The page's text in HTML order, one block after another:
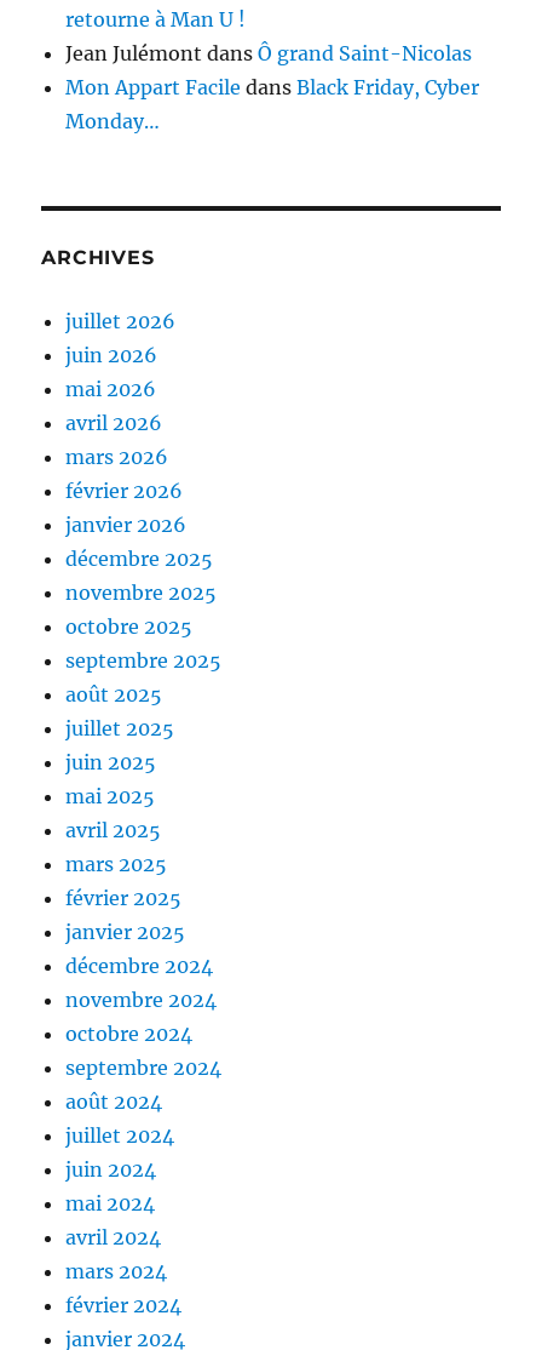
retourne à Man U !
Jean Julémont dansÔ grand Saint-Nicolas
Mon Appart Facile dansBlack Friday, Cyber
Monday…
ARCHIVES
juillet 2026
juin 2026
mai 2026
avril 2026
mars 2026
février 2026
janvier 2026
décembre 2025
novembre 2025
octobre 2025
septembre 2025
août 2025
juillet 2025
juin 2025
mai 2025
avril 2025
mars 2025
février 2025
janvier 2025
décembre 2024
novembre 2024
octobre 2024
septembre 2024
août 2024
juillet 2024
juin 2024
mai 2024
avril 2024
mars 2024
février 2024
janvier 2024